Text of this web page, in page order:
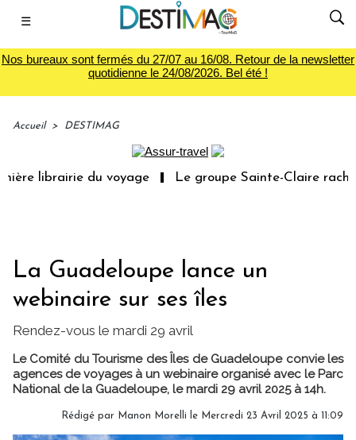
☰
Nos bureaux sont fermés du 27/07 au 16/08. Retour de la newsletter
quotidienne le 24/08/2026. Bel été !
Accueil > DESTIMAG
librairie du voyage Le groupe Sainte-Claire
La Guadeloupe lance un
webinaire sur ses îles
Rendez-vous le mardi 29 avril
Le Comité du Tourisme des Îles de Guadeloupe convie les
agences de voyages à un webinaire organisé avec le Parc
National de la Guadeloupe, le mardi 29 avril 2025 à 14h.
Rédigé par Manon Morelli le Mercredi 23 Avril 2025 à 11:09